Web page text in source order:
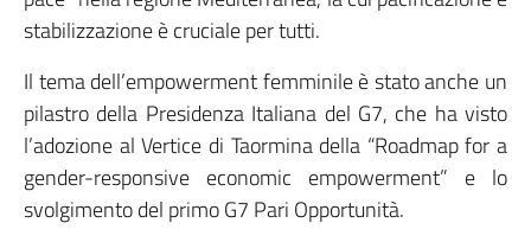
stabilizzazione è cruciale per tutti.
Il tema dell’empowerment femminile è stato anche un
pilastro della Presidenza Italiana del G7, che ha visto
l’adozione al Vertice di Taormina della “Roadmap for a
gender-responsive economic empowerment” e lo
svolgimento del primo G7 Pari Opportunità.